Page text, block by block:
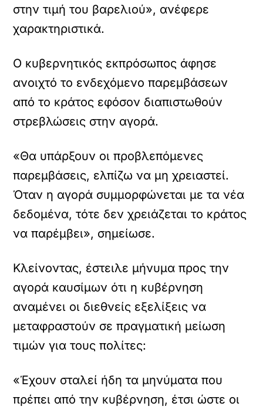
στην τιμή του βαρελιού», ανέφερε
χαρακτηριστικά.
Ο κυβερνητικός εκπρόσωπος άφησε
ανοιχτό το ενδεχόμενο παρεμβάσεων
από το κράτος εφόσον διαπιστωθούν
στρεβλώσεις στην αγορά.
«Θα υπάρξουν οι προβλεπόμενες
παρεμβάσεις, ελπίζω να μη χρειαστεί.
Όταν η αγορά συμμορφώνεται με τα νέα
δεδομένα, τότε δεν χρειάζεται το κράτος
να παρέμβει», σημείωσε.
Κλείνοντας, έστειλε μήνυμα προς την
αγορά καυσίμων ότι η κυβέρνηση
αναμένει οι διεθνείς εξελίξεις να
μεταφραστούν σε πραγματική μείωση
τιμών για τους πολίτες:
«Έχουν σταλεί ήδη τα μηνύματα που
πρέπει από την κυβέρνηση, έτσι ώστε οι